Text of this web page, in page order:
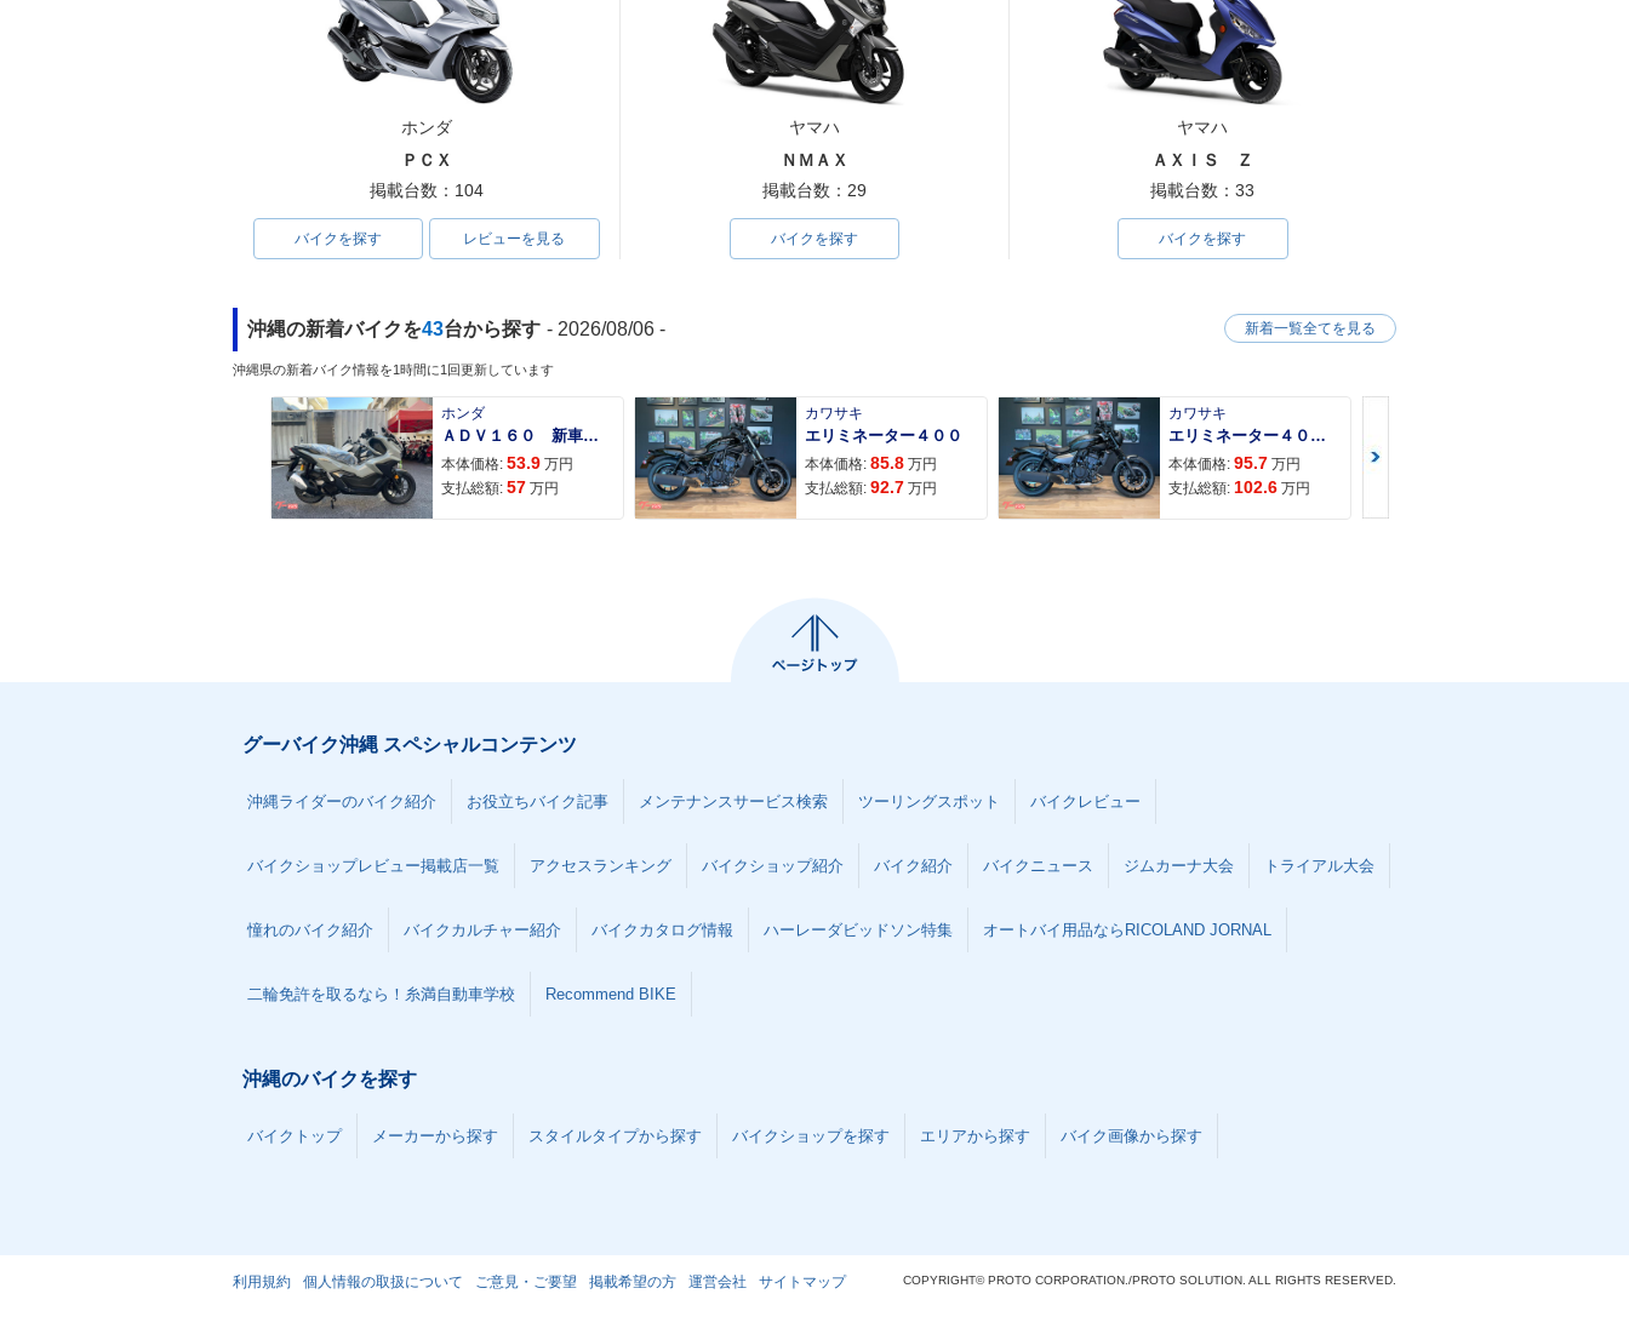
ホンダ
ＰＣＸ
掲載台数：104
バイクを探す レビューを見る
ヤマハ
ＮＭＡＸ
掲載台数：29
バイクを探す
ヤマハ
ＡＸＩＳ Ｚ
掲載台数：33
バイクを探す
沖縄の新着バイクを43台から探す - 2026/08/06 -
沖縄県の新着バイク情報を1時間に1回更新しています
ホンダ
ＡＤＶ１６０ 新車 ２０２６年最新モデル パールスモーキーグレー スマートキー ２９Ｌメットイン ＵＳＢ Ｔｙｐｅ−Ｃ装備
本体価格: 53.9 万円
支払総額: 57 万円
カワサキ
エリミネーター４００
本体価格: 85.8 万円
支払総額: 92.7 万円
カワサキ
エリミネーター４００ＳＥ
本体価格: 95.7 万円
支払総額: 102.6 万円
新着一覧全てを見る
グーバイク沖縄 スペシャルコンテンツ
沖縄ライダーのバイク紹介 お役立ちバイク記事 メンテナンスサービス検索 ツーリングスポット バイクレビュー
バイクショップレビュー掲載店一覧 アクセスランキング バイクショップ紹介 バイク紹介 バイクニュース ジムカーナ大会 トライアル大会
憧れのバイク紹介 バイクカルチャー紹介 バイクカタログ情報 ハーレーダビッドソン特集 オートバイ用品ならRICOLAND JORNAL
二輪免許を取るなら！糸満自動車学校 Recommend BIKE
沖縄のバイクを探す
バイクトップ メーカーから探す スタイルタイプから探す バイクショップを探す エリアから探す バイク画像から探す
利用規約 個人情報の取扱について ご意見・ご要望 掲載希望の方 運営会社 サイトマップ COPYRIGHT© PROTO CORPORATION./PROTO SOLUTION. ALL RIGHTS RESERVED.